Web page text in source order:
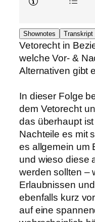
Shownotes Transkript
Vetorecht in
welche Vor- &
Alternativen gibt
In dieser Folge
dem Vetorecht
das überhaupt
Nachteile es mit
es allgemein um
und wieso diese
werden sollten –
Erlaubnissen
ebenfalls kurz
auf eine